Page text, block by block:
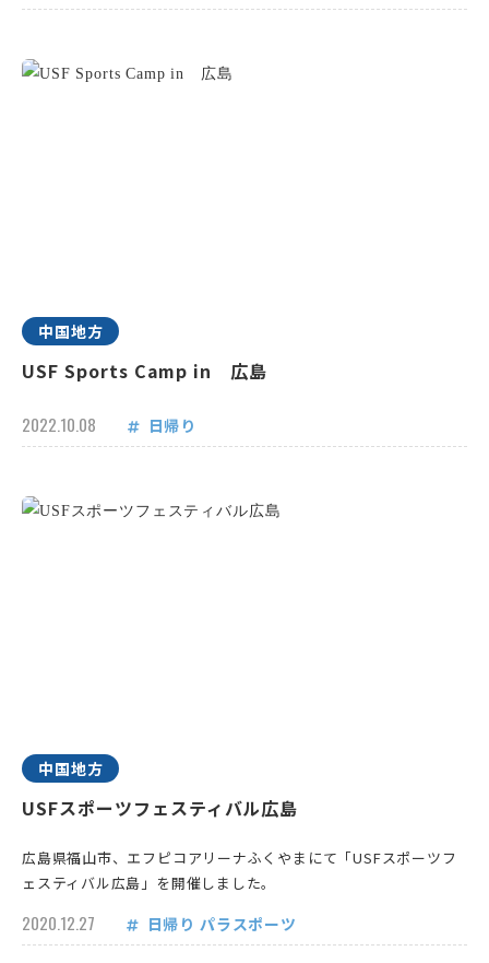
中国地方
USF Sports Camp in 広島
2022.10.08 日帰り
中国地方
USFスポーツフェスティバル広島
広島県福山市、エフピコアリーナふくやまにて「USFスポーツフ
ェスティバル広島」を開催しました。
2020.12.27 日帰り パラスポーツ